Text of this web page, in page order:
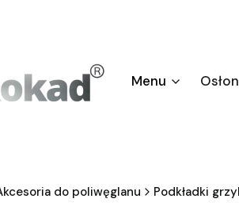
Menu
do poliwęglanu Podkładki